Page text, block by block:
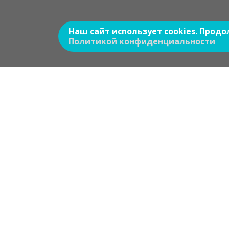
Наш сайт использует cookies.
Политикой конфиденциальности